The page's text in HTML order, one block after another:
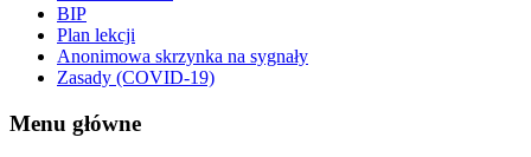
BIP
Plan lekcji
Anonimowa skrzynka na sygnały
Zasady (COVID-19)
Menu główne